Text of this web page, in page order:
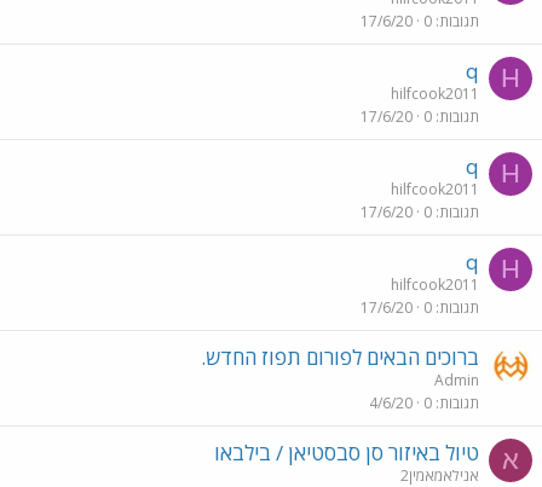
תגובות 0
17/6/20
H
q
hilfcook2011
תגובות 0
17/6/20
H
q
hilfcook2011
תגובות 0
17/6/20
H
q
hilfcook2011
תגובות 0
17/6/20
ברוכים הבאים לפורום תפוז החדש.
Admin
תגובות 0
4/6/20
א טיול באיזור סן סבסטיאן / בילבאו
אנילאמאמין2